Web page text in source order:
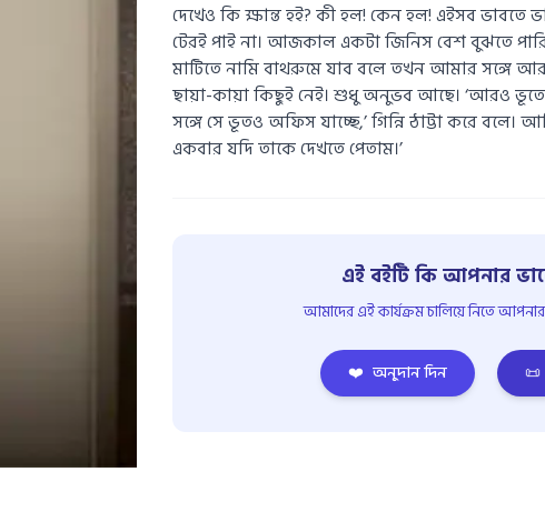
দেখেও কি ক্ষান্ত হই? কী হল! কেন হল! এইসব
টেরই পাই না। আজকাল একটা জিনিস বেশ বুঝতে
মাটিতে নামি বাথরুমে যাব বলে তখন আমার সঙ্গে
ছায়া-কায়া কিছুই নেই। শুধু অনুভব আছে। ‘আরও
সঙ্গে সে ভূতও অফিস যাচ্ছে,’ গিন্নি ঠাট্টা করে
একবার যদি তাকে দেখতে পেতাম।’
এই বইটি কি আপনার
আমাদের এই কার্যক্রম চালিয়ে নিতে
❤️ অনুদান দিন 📜